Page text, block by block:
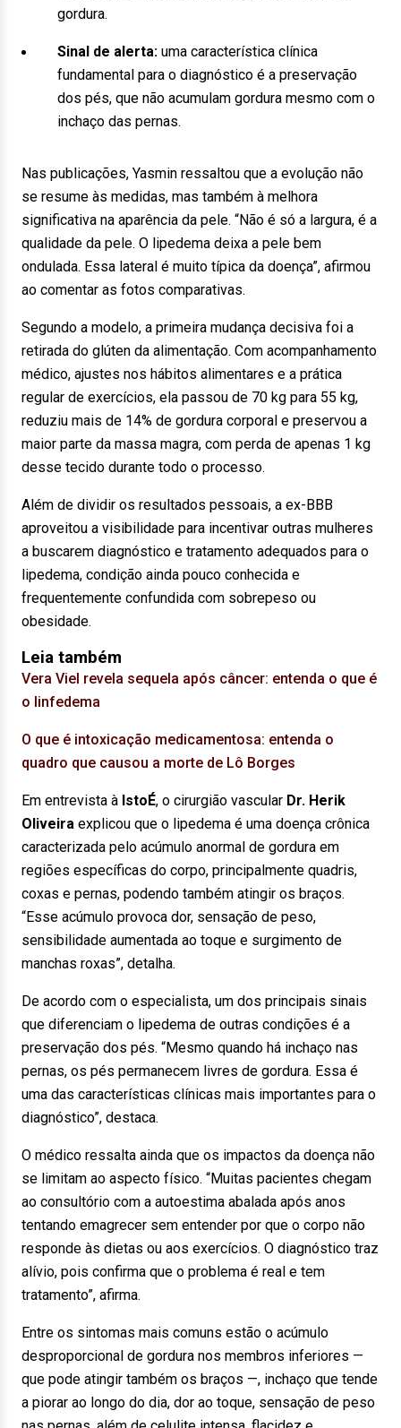
gordura.
Sinal de alerta: uma característica clínica
fundamental para o diagnóstico é a preservação
dos pés, que não acumulam gordura mesmo com o
inchaço das pernas.
Nas publicações, Yasmin ressaltou que a evolução não
se resume às medidas, mas também à melhora
significativa na aparência da pele. “Não é só a largura, é a
qualidade da pele. O lipedema deixa a pele bem
ondulada. Essa lateral é muito típica da doença”, afirmou
ao comentar as fotos comparativas.
Segundo a modelo, a primeira mudança decisiva foi a
retirada do glúten da alimentação. Com acompanhamento
médico, ajustes nos hábitos alimentares e a prática
regular de exercícios, ela passou de 70 kg para 55 kg,
reduziu mais de 14% de gordura corporal e preservou a
maior parte da massa magra, com perda de apenas 1 kg
desse tecido durante todo o processo.
Além de dividir os resultados pessoais, a ex-BBB
aproveitou a visibilidade para incentivar outras mulheres
a buscarem diagnóstico e tratamento adequados para o
lipedema, condição ainda pouco conhecida e
frequentemente confundida com sobrepeso ou
obesidade.
Leia também
Vera Viel revela sequela após câncer: entenda o que é
o linfedema
O que é intoxicação medicamentosa: entenda o
quadro que causou a morte de Lô Borges
Em entrevista à IstoÉ, o cirurgião vascular Dr. Herik
Oliveira explicou que o lipedema é uma doença crônica
caracterizada pelo acúmulo anormal de gordura em
regiões específicas do corpo, principalmente quadris,
coxas e pernas, podendo também atingir os braços.
“Esse acúmulo provoca dor, sensação de peso,
sensibilidade aumentada ao toque e surgimento de
manchas roxas”, detalha.
De acordo com o especialista, um dos principais sinais
que diferenciam o lipedema de outras condições é a
preservação dos pés. “Mesmo quando há inchaço nas
pernas, os pés permanecem livres de gordura. Essa é
uma das características clínicas mais importantes para o
diagnóstico”, destaca.
O médico ressalta ainda que os impactos da doença não
se limitam ao aspecto físico. “Muitas pacientes chegam
ao consultório com a autoestima abalada após anos
tentando emagrecer sem entender por que o corpo não
responde às dietas ou aos exercícios. O diagnóstico traz
alívio, pois confirma que o problema é real e tem
tratamento”, afirma.
Entre os sintomas mais comuns estão o acúmulo
desproporcional de gordura nos membros inferiores —
que pode atingir também os braços —, inchaço que tende
a piorar ao longo do dia, dor ao toque, sensação de peso